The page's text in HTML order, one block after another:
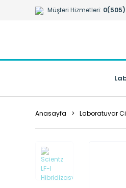
Müşteri Hizmetleri:
Anasayfa Laboratuvar